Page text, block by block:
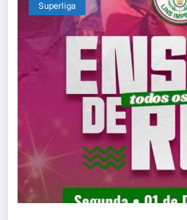
Superliga